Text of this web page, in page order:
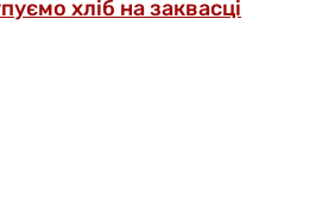
хліб на заквасці